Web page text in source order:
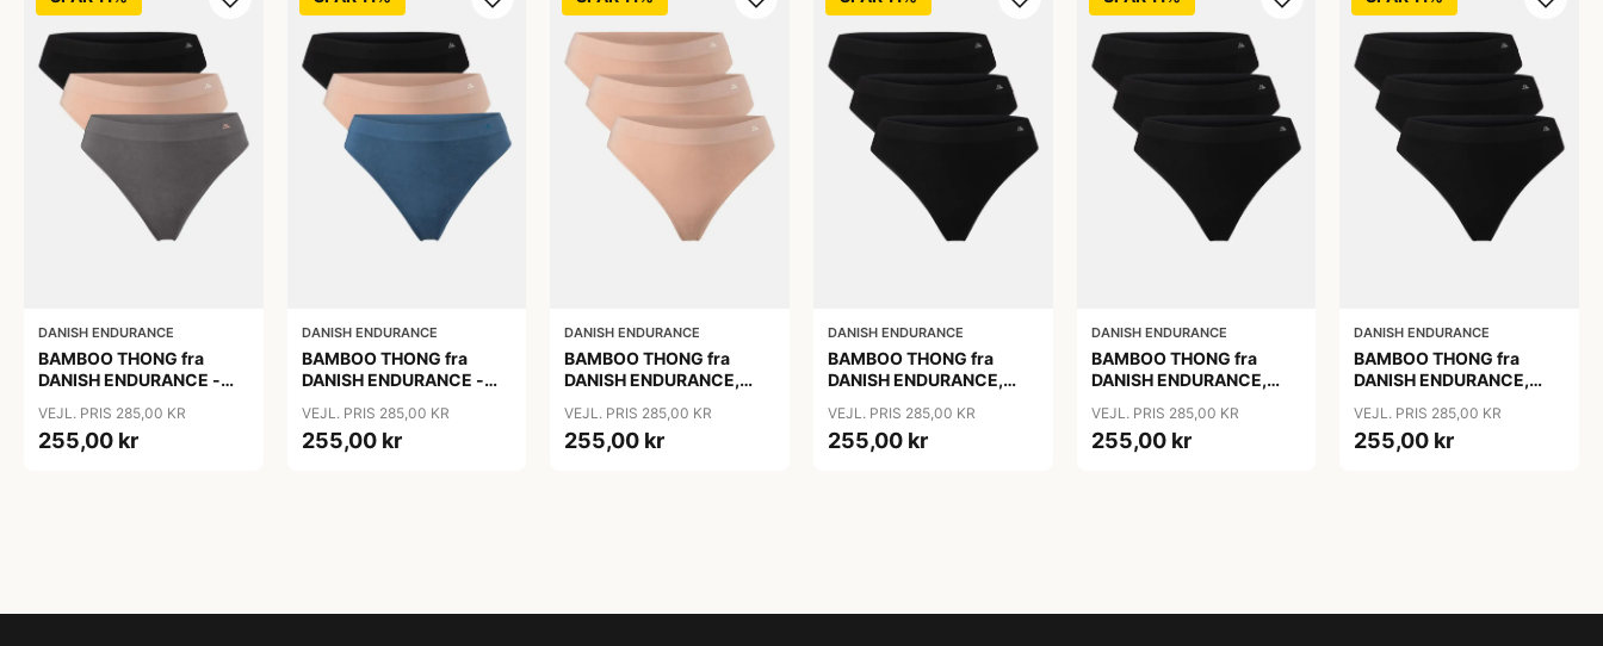
DANISH ENDURANCE
BAMBOO THONG fra
DANISH ENDURANCE -
3-Pak
VEJL. PRIS 285,00 KR
255,00 kr
DANISH ENDURANCE
BAMBOO THONG fra
DANISH ENDURANCE -
3-Pak
VEJL. PRIS 285,00 KR
255,00 kr
DANISH ENDURANCE
BAMBOO THONG fra
DANISH ENDURANCE,
Bambusviskose, 1-års
Anti-Hul Garanti, Oeko-
VEJL. PRIS 285,00 KR
255,00 kr
DANISH ENDURANCE
BAMBOO THONG fra
DANISH ENDURANCE,
VEJL. PRIS 285,00 KR
255,00 kr
DANISH ENDURANCE
BAMBOO THONG fra
DANISH ENDURANCE,
VEJL. PRIS 285,00 KR
255,00 kr
DANISH ENDURANCE
BAMBOO THONG fra
DANISH ENDURANCE,
VEJL. PRIS 285,00 KR
255,00 kr